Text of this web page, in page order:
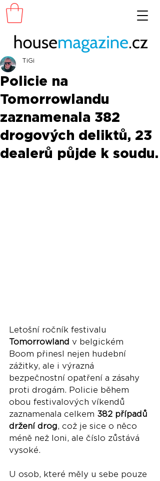
Policie na
Tomorrowlandu
zaznamenala 382
drogových deliktů, 23
dealerů půjde k soudu.
TiGi
Letošní ročník festivalu
Tomorrowland v belgickém
Boom přinesl nejen hudební
zážitky, ale i výrazná
bezpečnostní opatření a zásahy
proti drogám. Policie během
obou festivalových víkendů
zaznamenala celkem 382 případů
držení drog, což je sice o něco
méně než loni, ale číslo zůstává
vysoké.
U osob, které měly u sebe pouze